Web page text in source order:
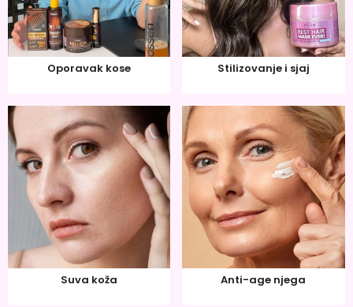
Oporavak kose Stilizovanje i sjaj
Suva koža Anti-age njega